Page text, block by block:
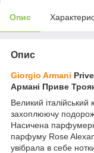
Опис
Опис
Giorgio Armani
Армані Приве
Великий
захоплюючу подорож
Насичена
парфуму Rose
увібрала в себе